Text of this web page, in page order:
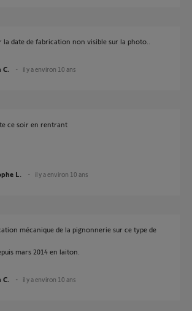
la date de fabrication non visible sur la photo..
C. il y a environ 10 ans
ce soir en rentrant
L. il y a environ 10 ans
mécanique de la pignonnerie sur ce type de
mars 2014 en laiton.
C. il y a environ 10 ans